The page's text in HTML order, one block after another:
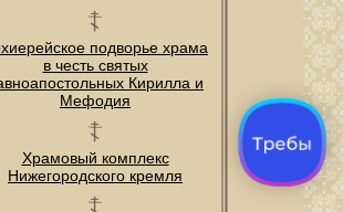
подворье храма
в честь святых
Кирилла и
Мефодия
Храмовый комплекс
Нижегородского кремля